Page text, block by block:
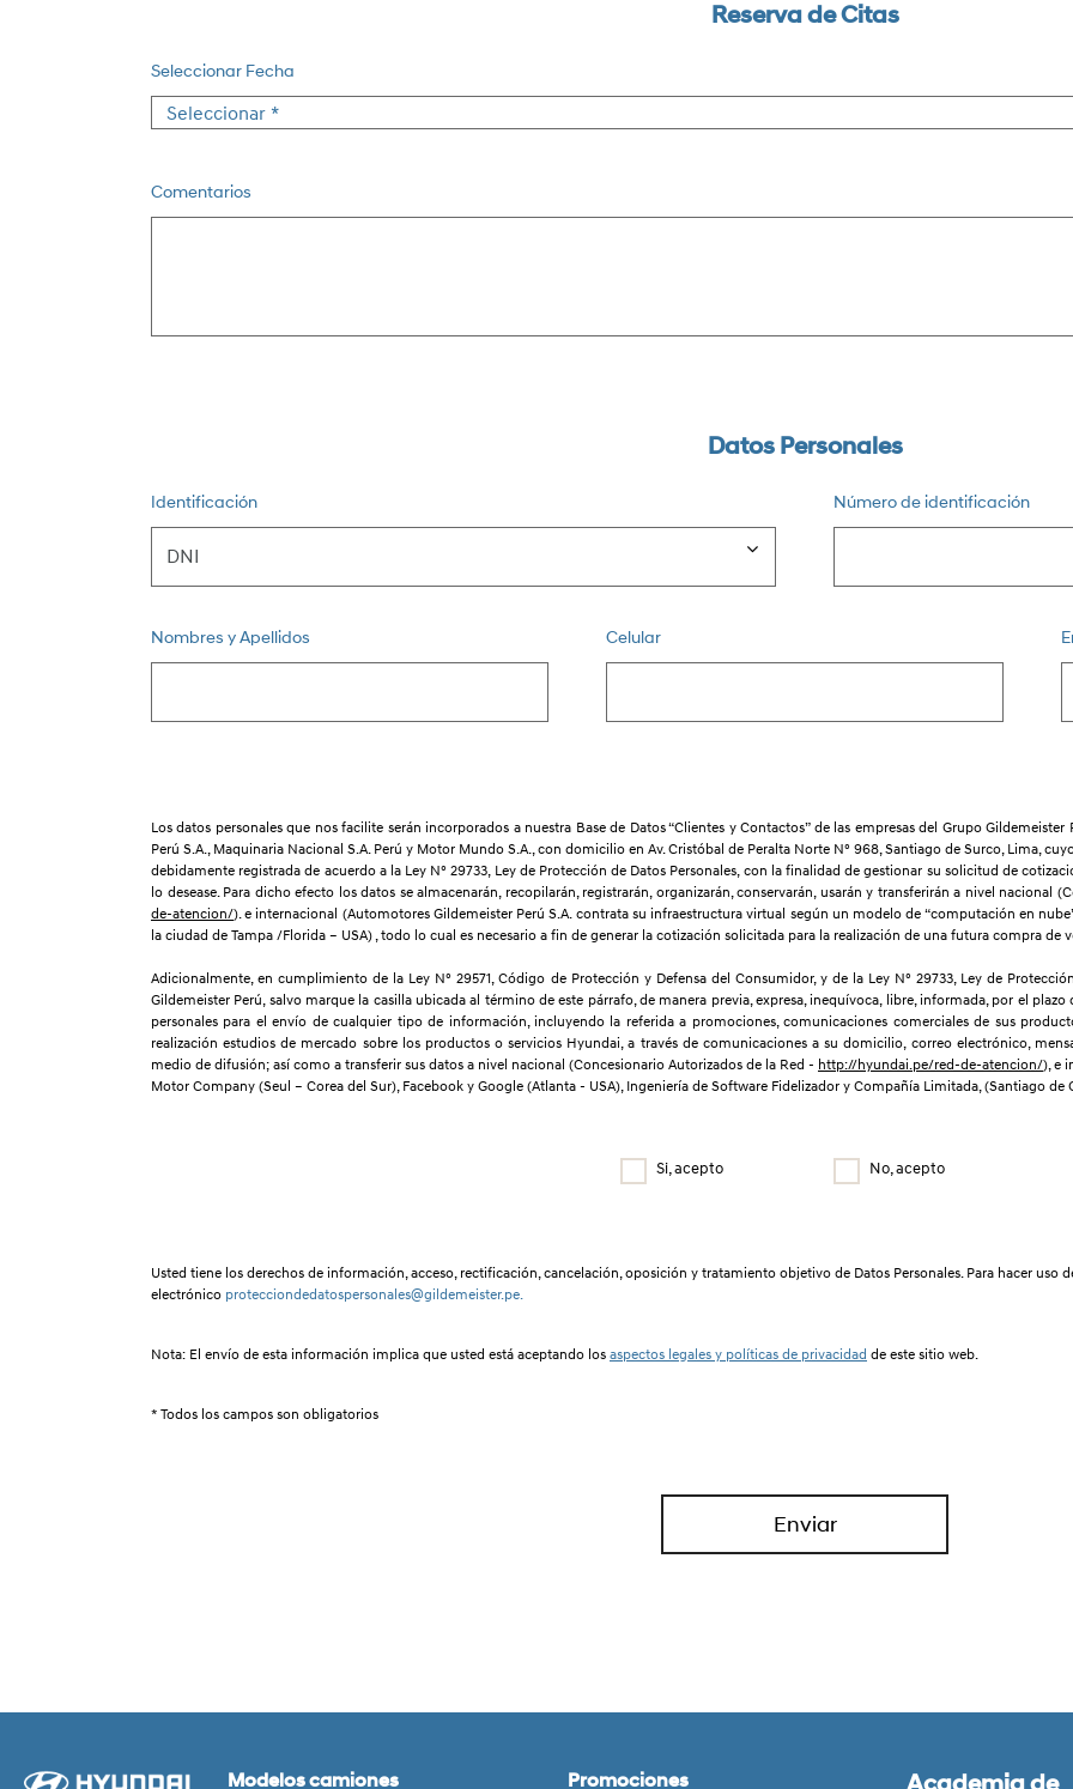
Reserva de Citas
Seleccionar Fecha
Comentarios
Datos Personales
Identificación Número de identificación
Nombres y Apellidos Celular
Los datos personales que nos facilite serán incorporados a nuestra Base de Datos “Clientes y Contactos” de las empresas del Grupo
Perú S.A., Maquinaria Nacional S.A. Perú y Motor Mundo S.A., con domicilio en Av. Cristóbal de Peralta Norte N° 968, Santiago de Surco, Lima,
debidamente registrada de acuerdo a la Ley N° 29733, Ley de Protección de Datos Personales, con la finalidad de gestionar su solicitud de
lo desease. Para dicho efecto los datos se almacenarán, recopilarán, registrarán, organizarán, conservarán, usarán y transferirán a nivel nacional
de-atencion/). e internacional (Automotores Gildemeister Perú S.A. contrata su infraestructura virtual según un modelo de “computación en
la ciudad de Tampa /Florida – USA) , todo lo cual es necesario a fin de generar la cotización solicitada para la realización de una futura compra de
Adicionalmente, en cumplimiento de la Ley N° 29571, Código de Protección y Defensa del Consumidor, y de la Ley N° 29733, Ley de
Gildemeister Perú, salvo marque la casilla ubicada al término de este párrafo, de manera previa, expresa, inequívoca, libre, informada, por el
personales para el envío de cualquier tipo de información, incluyendo la referida a promociones, comunicaciones comerciales de sus
realización estudios de mercado sobre los productos o servicios Hyundai, a través de comunicaciones a su domicilio, correo electrónico,
medio de difusión; así como a transferir sus datos a nivel nacional (Concesionario Autorizados de la Red - http://hyundai.pe/red-de-atencion/), e
Motor Company (Seul – Corea del Sur), Facebook y Google (Atlanta - USA), Ingeniería de Software Fidelizador y Compañía Limitada, (Santiago
Si, acepto No, acepto
Usted tiene los derechos de información, acceso, rectificación, cancelación, oposición y tratamiento objetivo de Datos Personales. Para hacer uso
electrónico protecciondedatospersonales@gildemeister.pe.
Nota: El envío de esta información implica que usted está aceptando los aspectos legales y políticas de privacidad de este sitio web.
* Todos los campos son obligatorios
Modelos camiones Promociones